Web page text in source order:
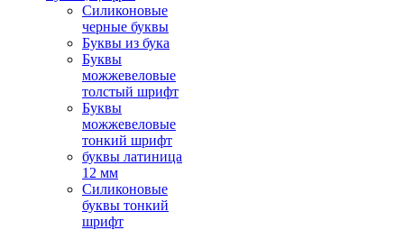
Силиконовые
черные буквы
Буквы из бука
Буквы
можжевеловые
толстый шрифт
Буквы
можжевеловые
тонкий шрифт
буквы латиница
12 мм
Силиконовые
буквы тонкий
шрифт